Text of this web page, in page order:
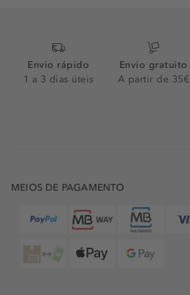
Envio rápido
1 a 3 dias úteis
Envio gratuito
A partir de 35€
MEIOS DE PAGAMENTO